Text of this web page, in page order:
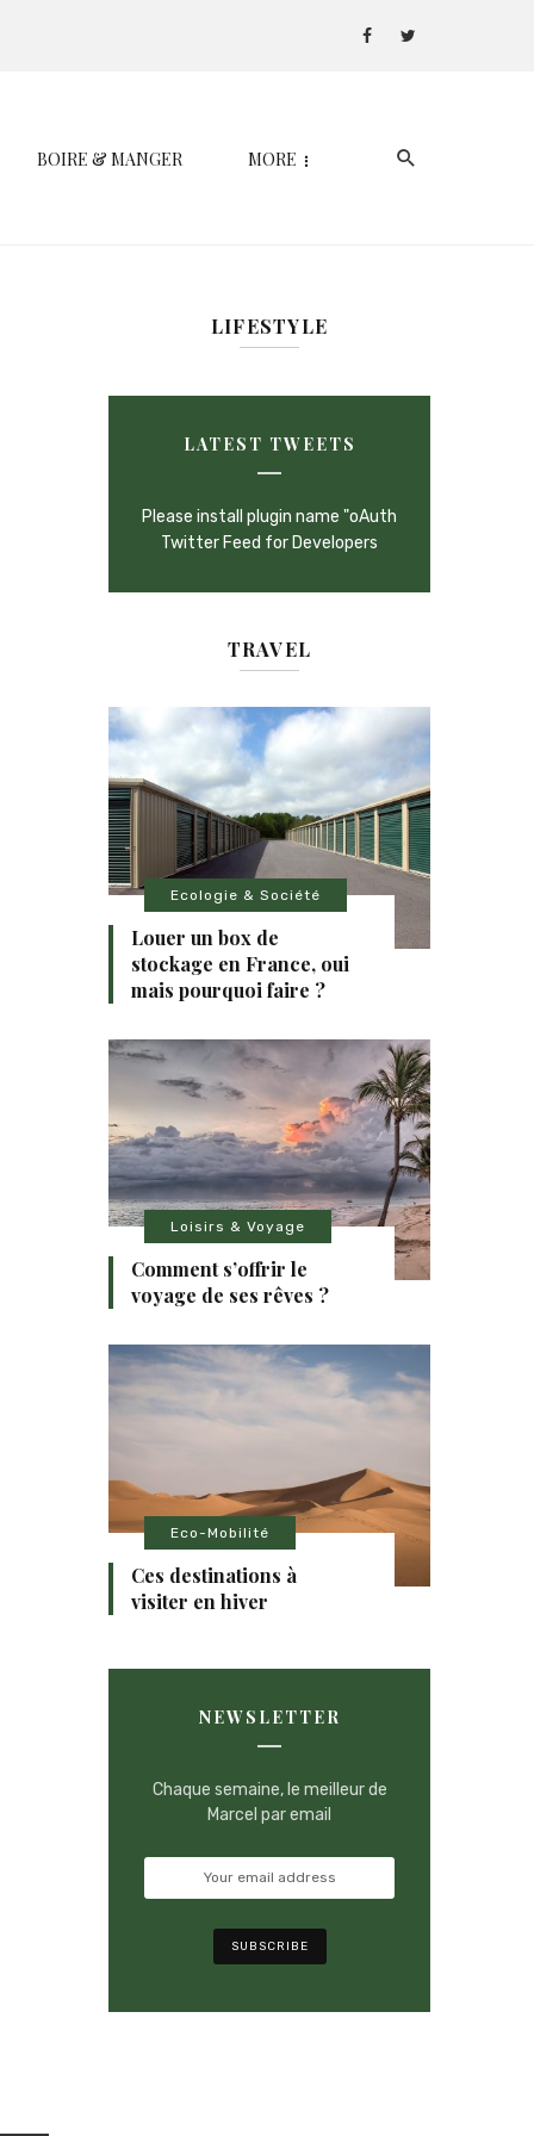
BOIRE & MANGER MORE
LIFESTYLE
LATEST TWEETS
Please install plugin name "oAuth
Twitter Feed for Developers
TRAVEL
Ecologie & Société
Louer un box de
stockage en France, oui
mais pourquoi faire ?
Loisirs & Voyage
Comment s’offrir le
voyage de ses rêves ?
Eco-Mobilité
Ces destinations à
visiter en hiver
NEWSLETTER
Chaque semaine, le meilleur de
Marcel par email